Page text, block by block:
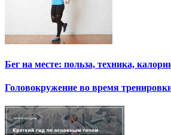
Бег на месте: польза, техника,
Головокружение во время